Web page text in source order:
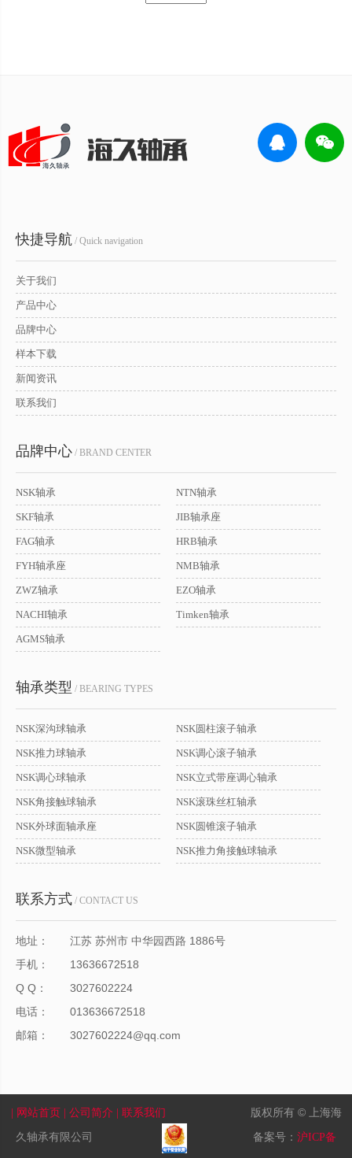
快捷导航 / Quick navigation
关于我们
产品中心
品牌中心
样本下载
新闻资讯
联系我们
品牌中心 / BRAND CENTER
NSK轴承 NTN轴承
SKF轴承 JIB轴承座
FAG轴承 HRB轴承
FYH轴承座 NMB轴承
ZWZ轴承 EZO轴承
NACHI轴承 Timken轴承
AGMS轴承
轴承类型 / BEARING TYPES
NSK深沟球轴承 NSK圆柱滚子轴承
NSK推力球轴承 NSK调心滚子轴承
NSK调心球轴承 NSK立式带座调心轴承
NSK角接触球轴承 NSK滚珠丝杠轴承
NSK外球面轴承座 NSK圆锥滚子轴承
NSK微型轴承 NSK推力角接触球轴承
联系方式 / CONTACT US
地址：
江苏 苏州市 中华园西路 1886号
手机：
13636672518
Q Q：
3027602224
电话：
013636672518
邮箱：
3027602224@qq.com
| 网站首页 | 公司简介 | 联系我们
版权所有 © 上海海
久轴承有限公司
备案号： 沪ICP备